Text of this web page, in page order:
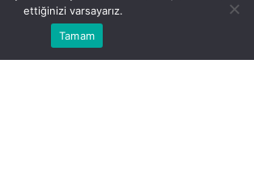
deneyimi yaşamanızı sağlamak
Hesabım
0
ettiğinizi varsayarız.
Tamam